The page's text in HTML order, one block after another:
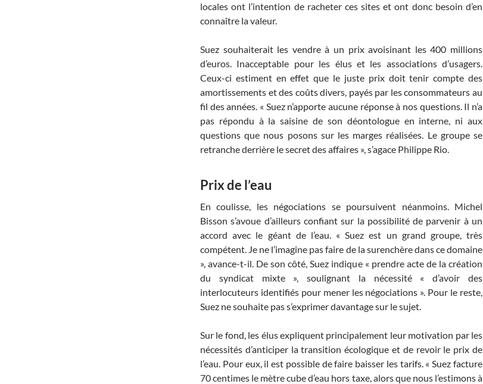
locales ont l’intention de racheter ces sites et ont donc besoin d’en
connaître la valeur.
Suez souhaiterait les vendre à un prix avoisinant les 400 millions
d’euros. Inacceptable pour les élus et les associations d’usagers.
Ceux-ci estiment en effet que le juste prix doit tenir compte des
amortissements et des coûts divers, payés par les consommateurs au
fil des années. « Suez n’apporte aucune réponse à nos questions. Il n’a
pas répondu à la saisine de son déontologue en interne, ni aux
questions que nous posons sur les marges réalisées. Le groupe se
retranche derrière le secret des affaires », s’agace Philippe Rio.
Prix de l’eau
En coulisse, les négociations se poursuivent néanmoins. Michel
Bisson s’avoue d’ailleurs confiant sur la possibilité de parvenir à un
accord avec le géant de l’eau. « Suez est un grand groupe, très
compétent. Je ne l’imagine pas faire de la surenchère dans ce domaine
», avance-t-il. De son côté, Suez indique « prendre acte de la création
du syndicat mixte », soulignant la nécessité « d’avoir des
interlocuteurs identifiés pour mener les négociations ». Pour le reste,
Suez ne souhaite pas s’exprimer davantage sur le sujet.
Sur le fond, les élus expliquent principalement leur motivation par les
nécessités d’anticiper la transition écologique et de revoir le prix de
l’eau. Pour eux, il est possible de faire baisser les tarifs. « Suez facture
70 centimes le mètre cube d’eau hors taxe, alors que nous l’estimons à